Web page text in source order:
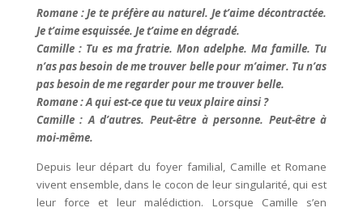
Romane : Je te préfère au naturel. Je t’aime décontractée.
Je t’aime esquissée. Je t’aime en dégradé.
Camille : Tu es ma fratrie. Mon adelphe. Ma famille. Tu
n’as pas besoin de me trouver belle pour m’aimer. Tu n’as
pas besoin de me regarder pour me trouver belle.
Romane : A qui est-ce que tu veux plaire ainsi ?
Camille : A d’autres. Peut-être à personne. Peut-être à
moi-même.
Depuis leur départ du foyer familial, Camille et Romane
vivent ensemble, dans le cocon de leur singularité, qui est
leur force et leur malédiction. Lorsque Camille s’en